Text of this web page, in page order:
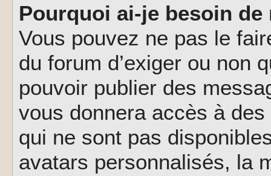
Pourquoi ai-je besoin
Vous pouvez ne pas le
du forum d’exiger ou non
pouvoir publier des
vous donnera accès à
qui ne sont pas
avatars personnalisés, la